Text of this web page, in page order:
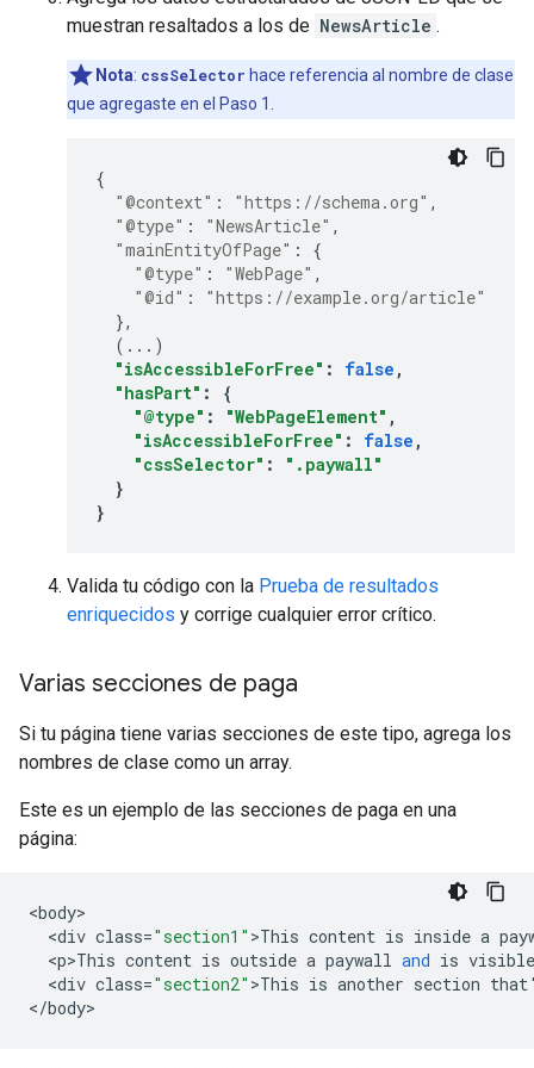
muestran resaltados a los de NewsArticle .
Nota: cssSelector hace referencia al nombre de clase
que agregaste en el Paso 1.
{
"@context" : "https://schema.org" ,
"@type" : "NewsArticle" ,
"mainEntityOfPage" :
{
"@type" : "WebPage" ,
"@id" :
"https://example.org/article"
},
( ... )
"isAccessibleForFree" : false ,
"hasPart" :
{
"@type" : "WebPageElement" ,
"isAccessibleForFree" : false ,
"cssSelector" :
".paywall"
}
}
Valida tu código con la Prueba de resultados
enriquecidos y corrige cualquier error crítico.
Varias secciones de paga
Si tu página tiene varias secciones de este tipo, agrega los
nombres de clase como un array.
Este es un ejemplo de las secciones de paga en una
página:
<body
<div class="section1" >This content is inside a
<p>This content is outside a paywall and is visible
<div class="section2" >This is another section that
</body>